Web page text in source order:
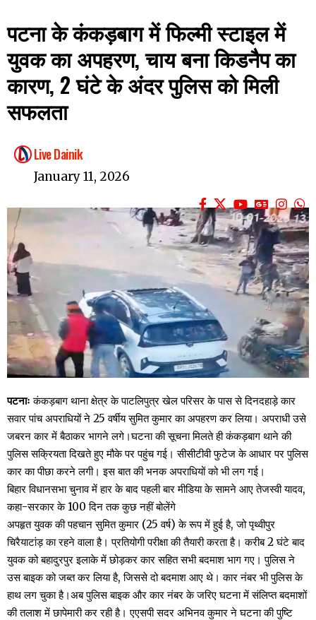
पटना के कंकड़बाग में फिल्मी स्टाइल में
युवक का अपहरण, चाय बना किडनैप का
कारण, 2 घंटे के अंदर पुलिस को मिली
सफलता
Live Dainik
January 11, 2026
पटनाः कंकड़बाग थाना क्षेत्र के पाटलिपुत्र खेल परिसर के पास से दिनदहाड़े कार
सवार पांच अपराधियों ने 25 वर्षीय सुमित कुमार का अपहरण कर लिया। अपराधी उसे
जबरन कार में बैठाकर भागने लगे।घटना की सूचना मिलते ही कंकड़बाग थाने की
पुलिस सक्रियता दिखते हुए मौके पर पहुंच गई। सीसीटीवी फुटेज के आधार पर पुलिस
कार का पीछा करने लगी। इस बात की भनक अपराधियों को भी लग गई।
बिहार विधानसभा चुनाव में हार के बाद पहली बार मीडिया के सामने आए तेजस्वी यादव,
कहा-सरकार के 100 दिन तक कुछ नहीं बोलेंगे
अपहृत युवक की पहचान सुमित कुमार (25 वर्ष) के रूप में हुई है, जो पृथ्वीपुर
चिरैयाटांड़ का रहने वाला है। प्रतियोगी परीक्षा की तैयारी करता है। करीब 2 घंटे बाद
युवक को बहादुरपुर इलाके में छोड़कर कार सहित सभी बदमाश भाग गए। पुलिस ने
उस बाइक को जब्त कर लिया है, जिससे दो बदमाश आए थे। कार नंबर भी पुलिस के
हाथ लग चुका है।अब पुलिस बाइक और कार नंबर के जरिए घटना में संलिप्त बदमाशों
की तलाश में छापेमारी कर रही है। एएसपी सदर अभिनव कुमार ने घटना की पुष्टि